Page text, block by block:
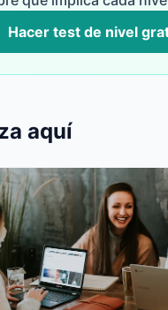
Empezar Gratis
Hacer test de nivel
aquí